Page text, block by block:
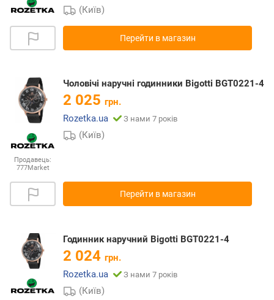
(Київ)
Перейти в магазин
Продавець:
777Market
Чоловічі наручні годинники Bigotti BGT0221-4
2 025 грн.
Rozetka.ua
З нами 7 років
(Київ)
Перейти в магазин
Годинник наручний Bigotti BGT0221-4
2 024 грн.
Rozetka.ua
З нами 7 років
(Київ)